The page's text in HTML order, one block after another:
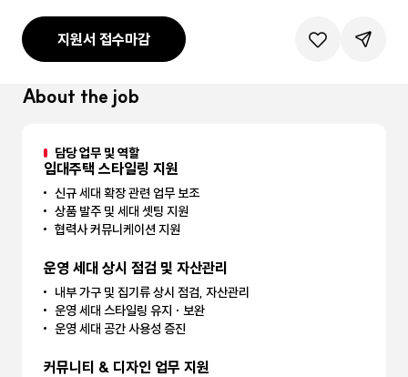
About the job
담당 업무 및 역할
임대주택 스타일링 지원
신규 세대 확장 관련 업무 보조
상품 발주 및 세대 셋팅 지원
협력사 커뮤니케이션 지원
운영 세대 상시 점검 및 자산관리
내부 가구 및 집기류 상시 점검, 자산관리
운영 세대 스타일링 유지 · 보완
운영 세대 공간 사용성 증진
커뮤니티 & 디자인 업무 지원
지원서 접수마감 관심공고등록
공유하